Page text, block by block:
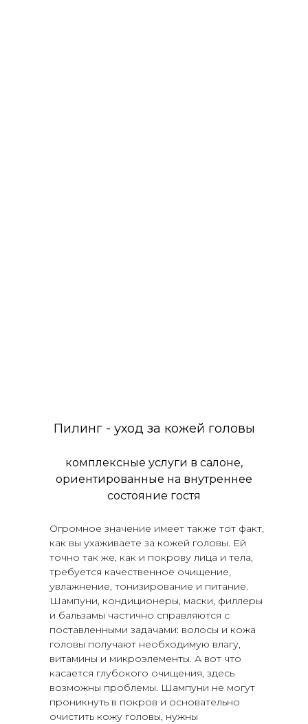
Пилинг - уход за кожей головы
Огромное значение имеет также тот факт,
как вы ухаживаете за кожей головы. Ей
точно так же, как и покрову лица и тела,
требуется качественное очищение,
увлажнение, тонизирование и питание.
Шампуни, кондиционеры, маски, филлеры
и бальзамы частично справляются с
поставленными задачами: волосы и кожа
головы получают необходимую влагу,
витамины и микроэлементы. А вот что
касается глубокого очищения, здесь
возможны проблемы. Шампуни не могут
проникнуть в покров и основательно
очистить кожу головы, нужны
комплексные услуги в салоне,
ориентированные на внутреннее
состояние гостя